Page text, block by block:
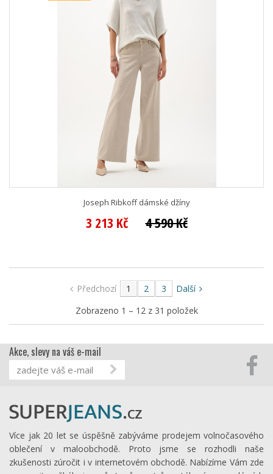
Joseph Ribkoff dámské džíny
3 213 Kč 4 590 Kč
Předchozí 1 2 3
Další
Zobrazeno 1 – 12 z 31 položek
Akce, slevy na váš e-mail
Více jak 20 let se úspěšně zabýváme prodejem volnočasového
oblečení v maloobchodě. Proto jsme se rozhodli naše
zkušenosti zúročit i v internetovém obchodě. Nabízíme Vám zde